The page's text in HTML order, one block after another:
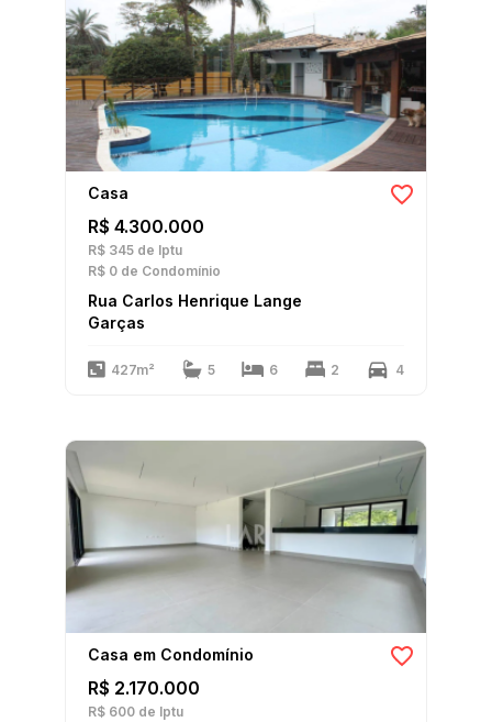
Casa
R$ 4.300.000
R$ 345 de Iptu
R$ 0 de Condomínio
Rua Carlos Henrique Lange
Garças
427m² 5 6 2 4
Casa em Condomínio
R$ 2.170.000
R$ 600 de Iptu